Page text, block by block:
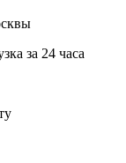
за 24 часа